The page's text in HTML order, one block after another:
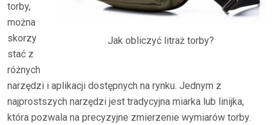
Jak obliczyć litraż torby?
torby,
można
skorzy
stać z
różnych
narzędzi i aplikacji dostępnych na rynku. Jednym z
najprostszych narzędzi jest tradycyjna miarka lub linijka,
która pozwala na precyzyjne zmierzenie wymiarów torby.